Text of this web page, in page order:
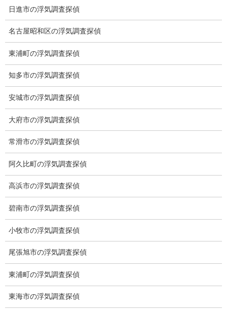
Toshin.Sakuraビル 10F
ベストビル6B
愛知県公安委員会 第54250033号
【出張面談いたします】
子供のお迎え、パート、お仕事の都合などで、お時間のない方、
愛知県内でご面談場所のご要望がございましたら、お申し付けく
ださい。
日進市の浮気調査探偵
名古屋昭和区の浮気調査探偵
東浦町の浮気調査探偵
知多市の浮気調査探偵
安城市の浮気調査探偵
大府市の浮気調査探偵
常滑市の浮気調査探偵
阿久比町の浮気調査探偵
高浜市の浮気調査探偵
碧南市の浮気調査探偵
小牧市の浮気調査探偵
尾張旭市の浮気調査探偵
東浦町の浮気調査探偵
東海市の浮気調査探偵